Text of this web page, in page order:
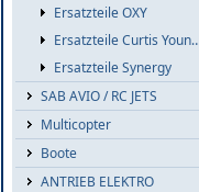
Ersatzteile OXY
Ersatzteile Curtis Youngblood
Ersatzteile Synergy
SAB AVIO / RC JETS
Multicopter
Boote
ANTRIEB ELEKTRO